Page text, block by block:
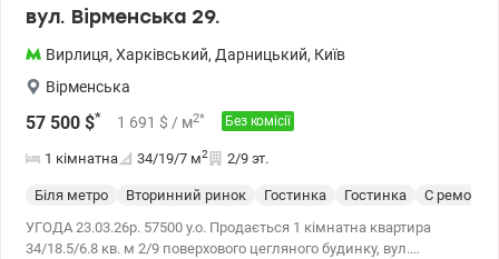
вул. Вірменська 29.
Вирлиця, Харківський, Дарницький, Київ
Вірменська
57 500 $* 1 691 $ / м2* Без комісії
1 кімнатна 34/19/7 м2 2/9 эт.
Біля метро Вторинний ринок Гостинка Гостинка
С
УГОДА 23.03.26р. 57500 у.о. Продається 1 кімнатна квартира
34/18.5/6.8 кв. м 2/9 поверхового цегляного будинку, вул.